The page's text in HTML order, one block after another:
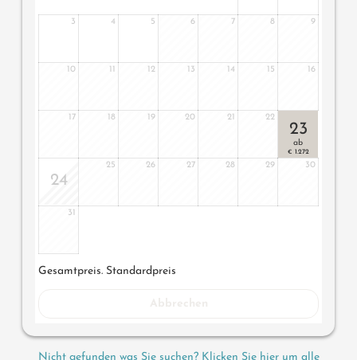
3 4 5 6 7 8 9
10 11 12 13 14 15 16
17 18 19 20 21 22
23
ab
€ 1.272
24
25 26 27 28 29 30
31
Gesamtpreis. Standardpreis
Nicht gefunden was Sie suchen? Klicken Sie hier um alle